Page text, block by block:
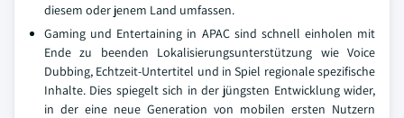
diesem oder jenem Land umfassen.
Gaming und Entertaining in APAC sind schnell einholen mit
Ende zu beenden Lokalisierungsunterstützung wie Voice
Dubbing, Echtzeit-Untertitel und in Spiel regionale spezifische
Inhalte. Dies spiegelt sich in der jüngsten Entwicklung wider,
in der eine neue Generation von mobilen ersten Nutzern